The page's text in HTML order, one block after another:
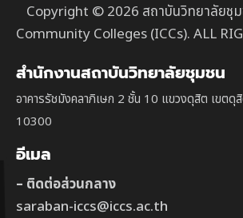
Copyright © 2026 สถาบันวิทยาลัย
Community Colleges (ICCs). ALL
สำนักงานสถาบันวิทยาลัยชุมชน
อาคารรัชมังคลาภิเษก 2 ชั้น 10 แขวงดุสิต เขตดุ
10300
อีเมล
– ติดต่อส่วนกลาง
saraban-iccs@iccs.ac.th